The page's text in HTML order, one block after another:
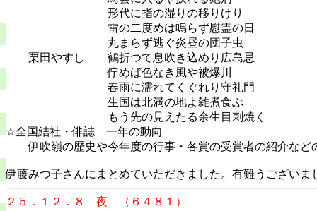
形代に指の湿りの移りけり
雷の二度めは鳴らず慰霊の日
丸まらず逃ぐ炎昼の団子虫
栗田やすし 鶴折つて息吹き込めり広島忌
佇めば色なき風や被爆川
春雨に濡れてくぐれり守礼門
生国は北満の地よ雑煮食ぶ
もう先の見えたる余生目刺焼く
☆全国結社・俳誌 一年の動向
伊吹嶺の歴史や今年度の行事・各賞の受賞者の紹介など
伊藤みつ子さんにまとめていただきました。有難うございま
２５．１２．８ 夜 （６４８１）